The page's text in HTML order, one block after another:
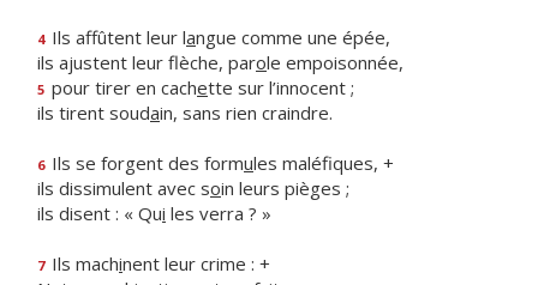
4 Ils affûtent leur langue comme une épée,
ils ajustent leur flèche, parole empoisonnée,
5 pour tirer en cachette sur l’innocent ;
ils tirent soudain, sans rien craindre.
6 Ils se forgent des formules maléfiques, +
ils dissimulent avec soin leurs pièges ;
ils disent : « Qui les verra ? »
7 Ils machinent leur crime : +